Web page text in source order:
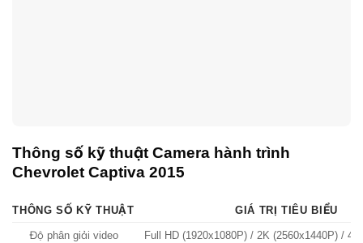
Thông số kỹ thuật Camera hành trình
Chevrolet Captiva 2015
THÔNG SỐ KỸ THUẬT GIÁ TRỊ TIÊU BIỂU
Độ phân giải video Full HD (1920x1080P) / 2K (2560x1440P) /